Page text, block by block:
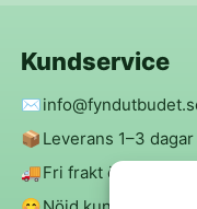
Kundservice
✉️
📦 Leverans 1–3 dagar
🚚Fri frakt över 299 kr